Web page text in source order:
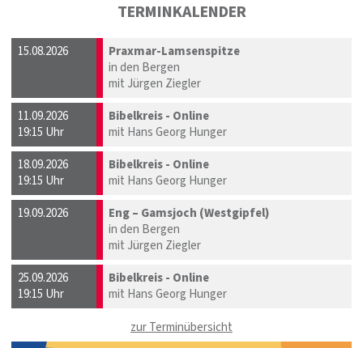
TERMINKALENDER
15.08.2026
Praxmar-Lamsenspitze
in den Bergen
mit Jürgen Ziegler
11.09.2026
19:15 Uhr
Bibelkreis - Online
mit Hans Georg Hunger
18.09.2026
19:15 Uhr
Bibelkreis - Online
mit Hans Georg Hunger
19.09.2026
Eng – Gamsjoch (Westgipfel)
in den Bergen
mit Jürgen Ziegler
25.09.2026
19:15 Uhr
Bibelkreis - Online
mit Hans Georg Hunger
zur Terminübersicht